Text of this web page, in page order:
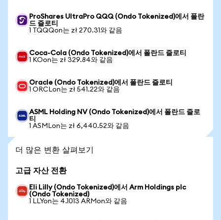
ProShares UltraPro QQQ (Ondo Tokenized)에서 폴란
드 즐로티
1 TQQQon는 zł 270.31와 같음
Coca-Cola (Ondo Tokenized)에서 폴란드 즐로티
1 KOon는 zł 329.84와 같음
Oracle (Ondo Tokenized)에서 폴란드 즐로티
1 ORCLon는 zł 541.22와 같음
ASML Holding NV (Ondo Tokenized)에서 폴란드 즐로
티
1 ASMLon는 zł 6,440.52와 같음
더 많은 변환 살펴보기
고급 자산 전환
Eli Lilly (Ondo Tokenized)에서 Arm Holdings plc
(Ondo Tokenized)
1 LLYon는 4.1013 ARMon와 같음